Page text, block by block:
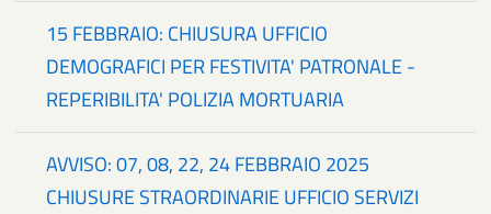
15 FEBBRAIO: CHIUSURA UFFICIO
DEMOGRAFICI PER FESTIVITA' PATRONALE -
REPERIBILITA' POLIZIA MORTUARIA
AVVISO: 07, 08, 22, 24 FEBBRAIO 2025
CHIUSURE STRAORDINARIE UFFICIO SERVIZI